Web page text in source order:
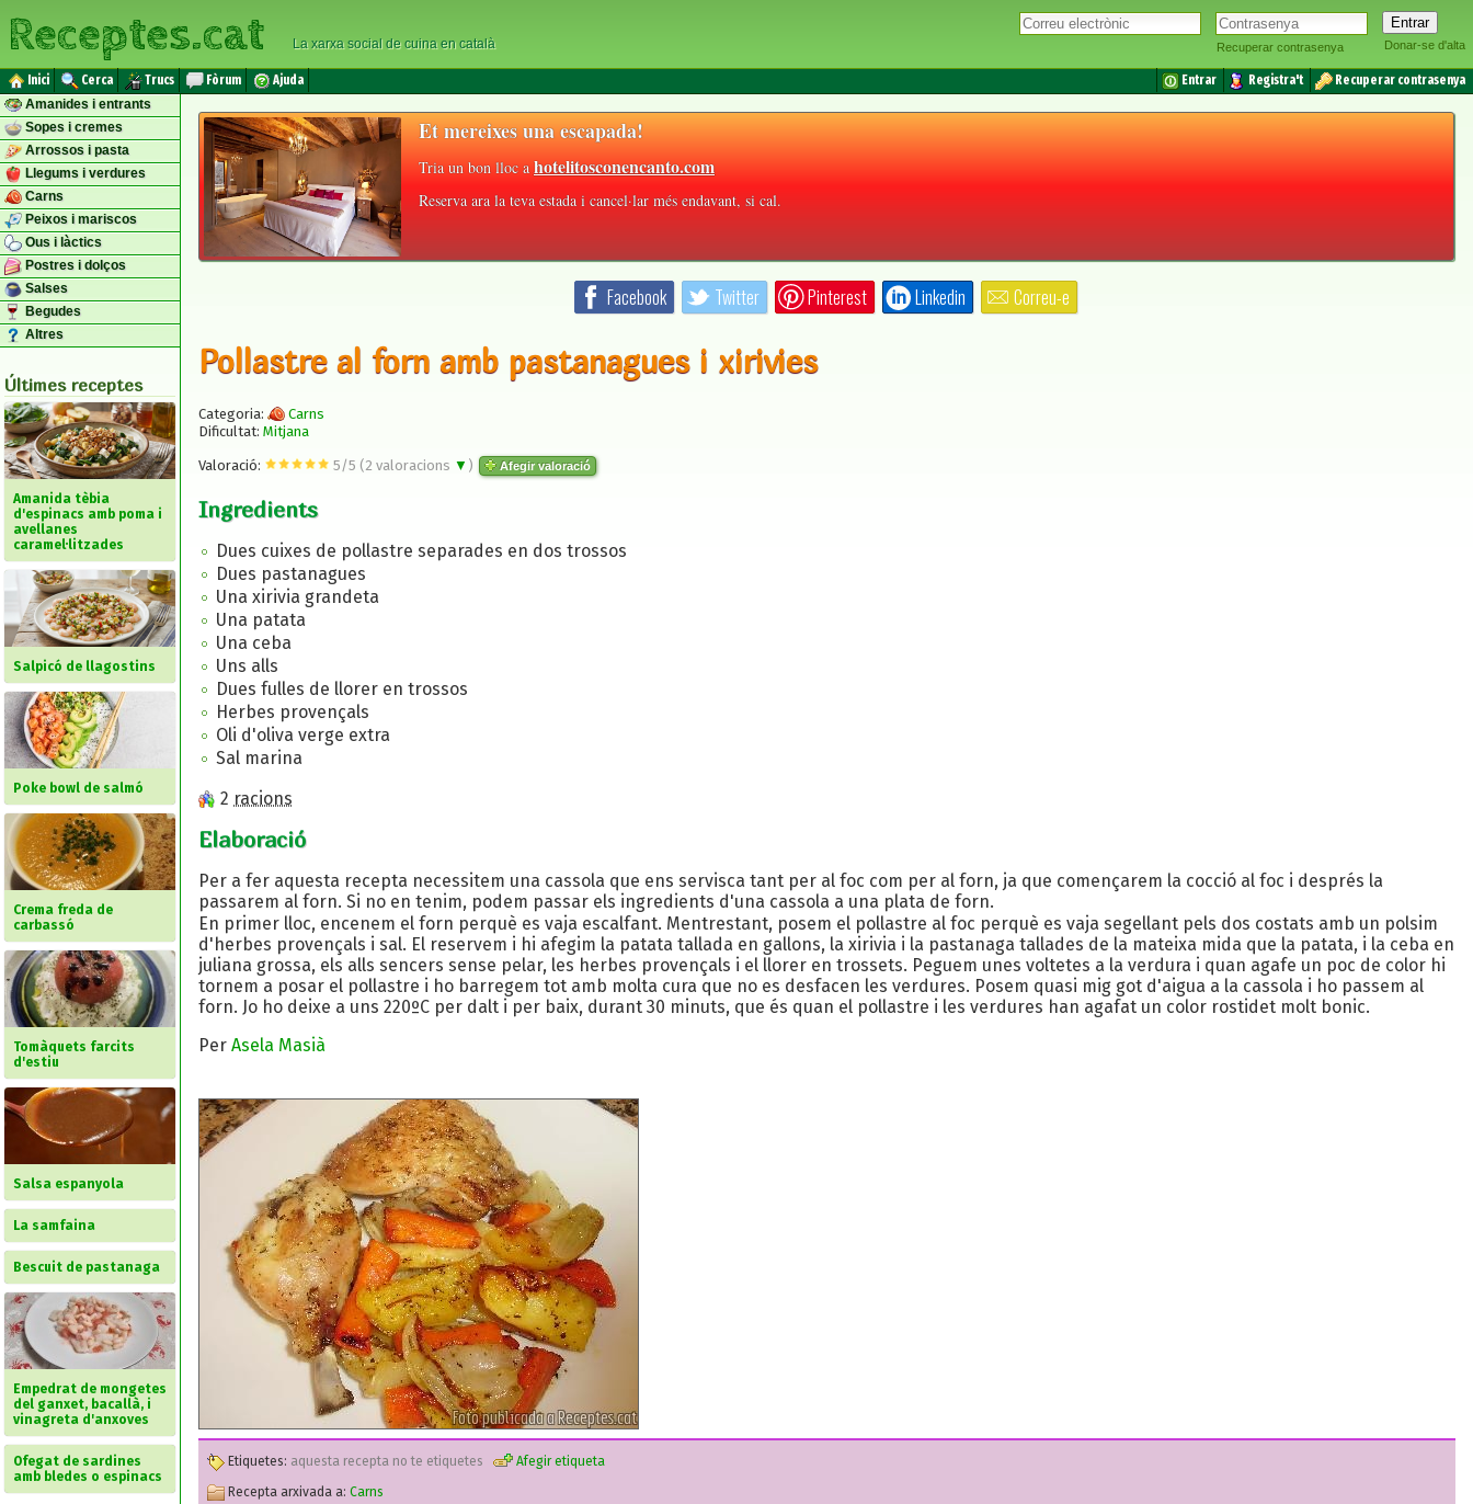
Recuperar contrasenya Donar-se d'alta
Receptes.cat La xarxa social de cuina en català
Inici Cerca Trucs Fòrum Ajuda Entrar Registra't
Recuperar contrasenya
Amanides i entrants
Sopes i cremes
Arrossos i pasta
Llegums i verdures
Carns
Peixos i mariscos
Ous i làctics
Postres i dolços
Salses
Begudes
Altres
Últimes receptes
Amanida tèbia
d'espinacs amb poma i
avellanes
caramel·litzades
Salpicó de llagostins
Poke bowl de salmó
Crema freda de
carbassó
Tomàquets farcits
d'estiu
Salsa espanyola
La samfaina
Bescuit de pastanaga
Empedrat de mongetes
del ganxet, bacallà, i
vinagreta d'anxoves
Ofegat de sardines
amb bledes o espinacs
Et mereixes una escapada!
Tria un bon lloc ahotelitosconencanto.com
Reserva ara la teva estada i cancel·lar més endavant, si cal.
Facebook Twitter Pinterest Linkedin Correu-e
Pollastre al forn amb pastanagues i xirivies
Categoria:
Carns
Dificultat: Mitjana
Valoració: 5 /5 (2 valoracions ▼ ) Afegir valoració
Ingredients
Dues cuixes de pollastre separades en dos trossos
Dues pastanagues
Una xirivia grandeta
Una patata
Una ceba
Uns alls
Dues fulles de llorer en trossos
Herbes provençals
Oli d'oliva verge extra
Sal marina
2 racions
Elaboració
Per a fer aquesta recepta necessitem una cassola que ens servisca tant per al foc com per al forn, ja que començarem la cocció al foc i després la
passarem al forn. Si no en tenim, podem passar els ingredients d'una cassola a una plata de forn.
En primer lloc, encenem el forn perquè es vaja escalfant. Mentrestant, posem el pollastre al foc perquè es vaja segellant pels dos costats amb un polsim
d'herbes provençals i sal. El reservem i hi afegim la patata tallada en gallons, la xirivia i la pastanaga tallades de la mateixa mida que la patata, i la ceba en
juliana grossa, els alls sencers sense pelar, les herbes provençals i el llorer en trossets. Peguem unes voltetes a la verdura i quan agafe un poc de color hi
tornem a posar el pollastre i ho barregem tot amb molta cura que no es desfacen les verdures. Posem quasi mig got d'aigua a la cassola i ho passem al
forn. Jo ho deixe a uns 220ºC per dalt i per baix, durant 30 minuts, que és quan el pollastre i les verdures han agafat un color rostidet molt bonic.
Per Asela Masià
Etiquetes: aquesta recepta no te etiquetes
Afegir etiqueta
Recepta arxivada a: Carns